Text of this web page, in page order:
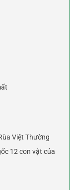
Việt Thường
12 con vật của